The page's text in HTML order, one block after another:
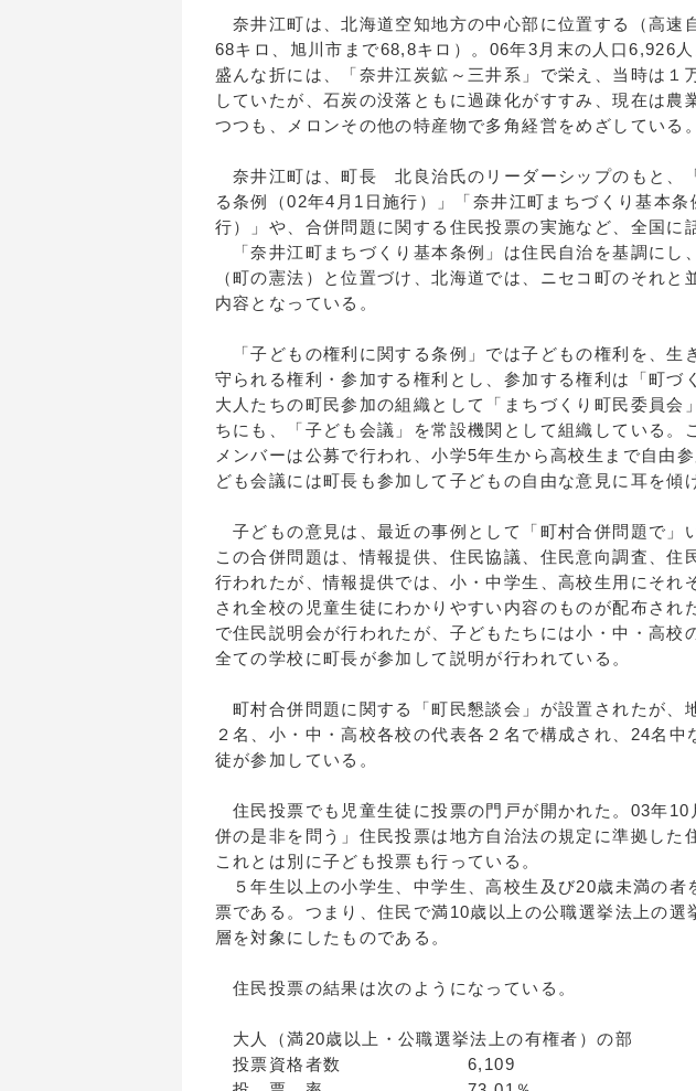
奈井江町は、北海道空知地方の中心部に位置する（高速
68キロ、旭川市まで68,8キロ）。06年3月末の人口6,926
盛んな折には、「奈井江炭鉱～三井系」で栄え、当時は１
していたが、石炭の没落ともに過疎化がすすみ、現在は農
つつも、メロンその他の特産物で多角経営をめざしている。
奈井江町は、町長 北良治氏のリーダーシップのもと、
る条例（02年4月1日施行）」「奈井江町まちづくり基本
行）」や、合併問題に関する住民投票の実施など、全国に
「奈井江町まちづくり基本条例」は住民自治を基調にし
（町の憲法）と位置づけ、北海道では、ニセコ町のそれと
内容となっている。
「子どもの権利に関する条例」では子どもの権利を、生
守られる権利・参加する権利とし、参加する権利は「町づ
大人たちの町民参加の組織として「まちづくり町民委員会
ちにも、「子ども会議」を常設機関として組織している。
メンバーは公募で行われ、小学5年生から高校生まで自由
ども会議には町長も参加して子どもの自由な意見に耳を傾
子どもの意見は、最近の事例として「町村合併問題で」
この合併問題は、情報提供、住民協議、住民意向調査、住
行われたが、情報提供では、小・中学生、高校生用にそれ
され全校の児童生徒にわかりやすい内容のものが配布され
で住民説明会が行われたが、子どもたちには小・中・高校
全ての学校に町長が参加して説明が行われている。
町村合併問題に関する「町民懇談会」が設置されたが、
２名、小・中・高校各校の代表各２名で構成され、24名中
徒が参加している。
住民投票でも児童生徒に投票の門戸が開かれた。03年10
併の是非を問う」住民投票は地方自治法の規定に準拠した
これとは別に子ども投票も行っている。
５年生以上の小学生、中学生、高校生及び20歳未満の者
票である。つまり、住民で満10歳以上の公職選挙法上の選
層を対象にしたものである。
住民投票の結果は次のようになっている。
大人（満20歳以上・公職選挙法上の有権者）の部
投票資格者数 6,109